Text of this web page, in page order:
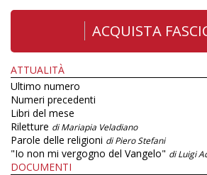
ACQUISTA
ATTUALITÀ
Ultimo numero
Numeri precedenti
Libri del mese
Riletture di Mariapia Veladiano
Parole delle religioni di Piero Stefani
"Io non mi vergogno del Vangelo" di Luigi
DOCUMENTI